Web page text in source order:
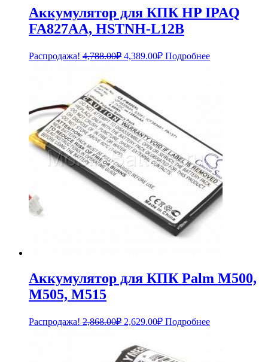
Аккумулятор для КПК HP IPAQ
FA827AA, HSTNH-L12B
Распродажа! 4,788.00₽ Первоначальная
4,389.00₽Текущая
цена:
Подробнее
Аккумулятор для КПК Palm M500,
M505, M515
Распродажа! 2,868.00₽ Первоначальная
2,868.00₽.
2,629.00₽Текущая
цена:
Подробнее